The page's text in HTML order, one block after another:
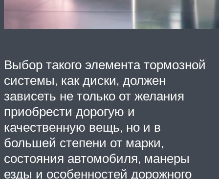
Выбор такого элемента тормозной
системы, как диски, должен
зависеть не только от желания
приобрести дорогую и
качественную вещь, но и в
большей степени от марки,
состояния автомобиля, манеры
езды и особенностей дорожного